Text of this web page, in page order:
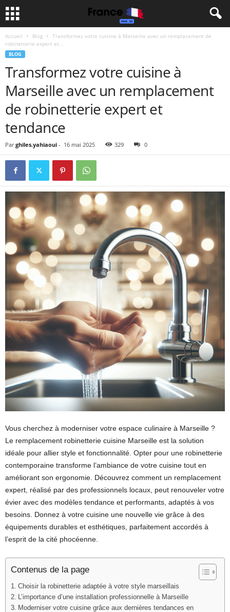
Accueil Blog
Transformez votre cuisine à Marseille avec un remplacement de
robinetterie expert et...
BLOG
Transformez votre cuisine à
Marseille avec un remplacement
de robinetterie expert et
tendance
Par ghiles.yahiaoui - 16 mai 2025 329 0
Vous cherchez à moderniser votre espace culinaire à Marseille ?
Le remplacement robinetterie cuisine Marseille est la solution
idéale pour allier style et fonctionnalité. Opter pour une robinetterie
contemporaine transforme l’ambiance de votre cuisine tout en
améliorant son ergonomie. Découvrez comment un remplacement
expert, réalisé par des professionnels locaux, peut renouveler votre
évier avec des modèles tendance et performants, adaptés à vos
besoins. Donnez à votre cuisine une nouvelle vie grâce à des
équipements durables et esthétiques, parfaitement accordés à
l’esprit de la cité phocéenne.
Contenus de la page
Choisir la robinetterie adaptée à votre style marseillais
L’importance d’une installation professionnelle à Marseille
Moderniser votre cuisine grâce aux dernières tendances en